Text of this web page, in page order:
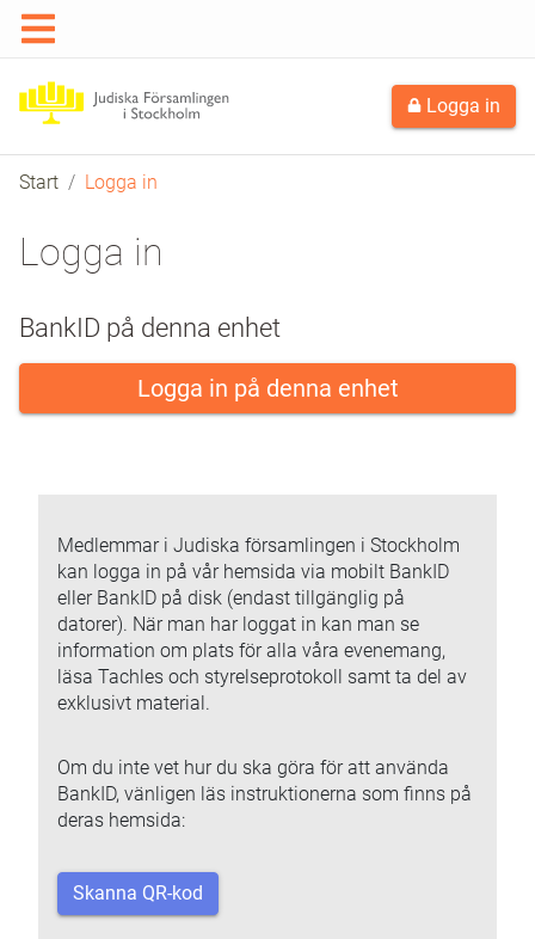
Logga in
Start Logga in
Logga in
BankID på denna enhet
Logga in på denna enhet
Medlemmar i Judiska församlingen i Stockholm
kan logga in på vår hemsida via mobilt BankID
eller BankID på disk (endast tillgänglig på
datorer). När man har loggat in kan man se
information om plats för alla våra evenemang,
läsa Tachles och styrelseprotokoll samt ta del av
exklusivt material.
Om du inte vet hur du ska göra för att använda
BankID, vänligen läs instruktionerna som finns på
deras hemsida:
Skanna QR-kod